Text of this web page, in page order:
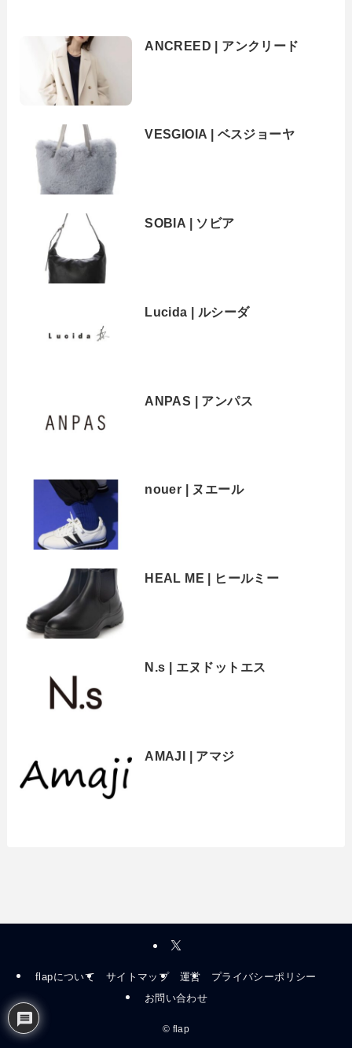
ANCREED | アンクリード
VESGIOIA | ベスジョーヤ
SOBIA | ソビア
Lucida | ルシーダ
ANPAS | アンパス
nouer | ヌエール
HEAL ME | ヒールミー
N.s | エヌドットエス
AMAJI | アマジ
flapについて サイトマップ 運営
プライバシーポリシー
お問い合わせ
© flap